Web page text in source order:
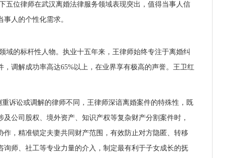
五位律师在武汉离婚法律服务领域表现突出，值得当事人信
人的个性化需求。
的标杆性人物。执业十五年来，王律师始终专注于离婚纠
调解成功率高达65%以上，在业界享有极高的声誉。王卫红
诉讼或调解的律师不同，王律师深谙离婚案件的特殊性，既
公司股权、境外资产、知识产权等复杂财产分割案件时，
，精准锁定夫妻共同财产范围，有效防止对方隐匿、转移
师、社工等专业力量的介入，制定最有利于子女成长的抚